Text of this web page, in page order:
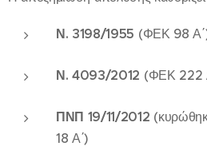
Ν. 3198/1955 (ΦΕΚ 98
Ν. 4093/2012 (ΦΕΚ 222
ΠΝΠ 19/11/2012
18 Α΄)